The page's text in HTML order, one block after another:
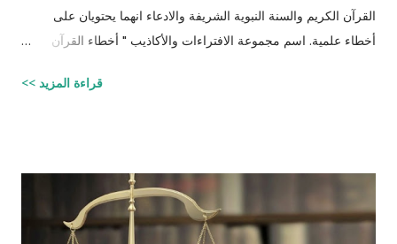
القرآن الكريم والسنة النبوية الشريفة والادعاء انهما يحتويان على
أخطاء علمية. اسم مجموعة الافتراءات والأكاذيب " أخطاء القرآن
واتبعته بردٍ يليه . راجيًا أن يكون ذلك في ميزان حسناتي ، ولا تنسوني
قراءة المزيد >>